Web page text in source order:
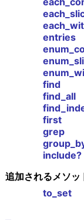
entries
find
find_all
first
grep
include?
追加されるメソッ
to_set